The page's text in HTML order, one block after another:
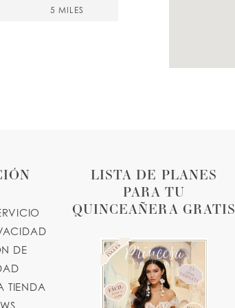
5 MILES
11372, USA
LISTA DE PLANES
PARA TU
QUINCEAÑERA GRATIS
DE
TIENDA